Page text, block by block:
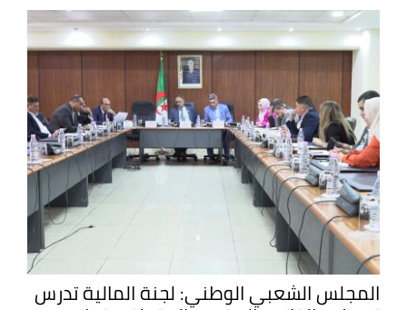
المجلس الشعبي الوطني: لجنة المالية تدرس